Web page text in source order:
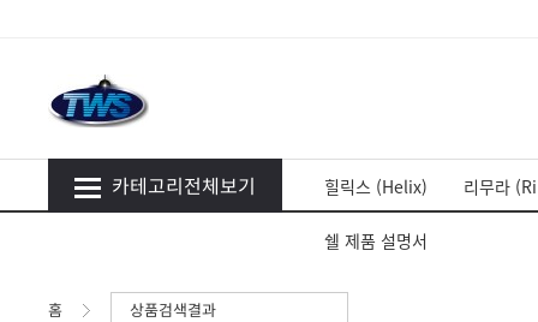
카테고리전체보기 힐릭스 (Helix) 리무라
쉘 제품 설명서
홈 상품검색결과